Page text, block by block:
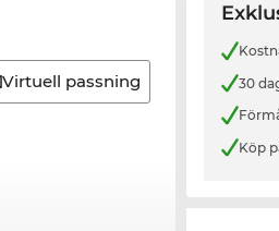
Virtuell passning
30
Köp